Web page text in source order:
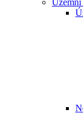
Územní